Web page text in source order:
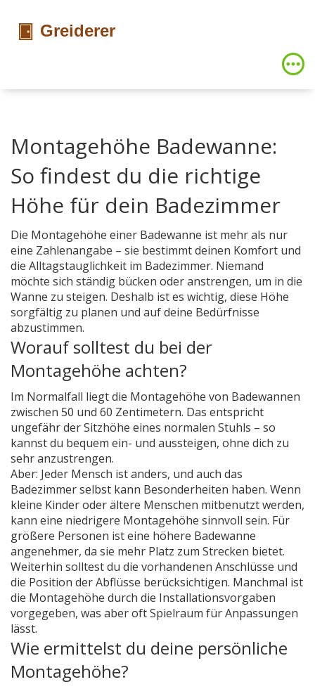
Montagehöhe Badewanne:
So findest du die richtige
Höhe für dein Badezimmer
Die Montagehöhe einer Badewanne ist mehr als nur
eine Zahlenangabe – sie bestimmt deinen Komfort und
die Alltagstauglichkeit im Badezimmer. Niemand
möchte sich ständig bücken oder anstrengen, um in die
Wanne zu steigen. Deshalb ist es wichtig, diese Höhe
sorgfältig zu planen und auf deine Bedürfnisse
abzustimmen.
Worauf solltest du bei der
Montagehöhe achten?
Im Normalfall liegt die Montagehöhe von Badewannen
zwischen 50 und 60 Zentimetern. Das entspricht
ungefähr der Sitzhöhe eines normalen Stuhls – so
kannst du bequem ein- und aussteigen, ohne dich zu
sehr anzustrengen.
Aber: Jeder Mensch ist anders, und auch das
Badezimmer selbst kann Besonderheiten haben. Wenn
kleine Kinder oder ältere Menschen mitbenutzt werden,
kann eine niedrigere Montagehöhe sinnvoll sein. Für
größere Personen ist eine höhere Badewanne
angenehmer, da sie mehr Platz zum Strecken bietet.
Weiterhin solltest du die vorhandenen Anschlüsse und
die Position der Abflüsse berücksichtigen. Manchmal ist
die Montagehöhe durch die Installationsvorgaben
vorgegeben, was aber oft Spielraum für Anpassungen
lässt.
Wie ermittelst du deine persönliche
Montagehöhe?